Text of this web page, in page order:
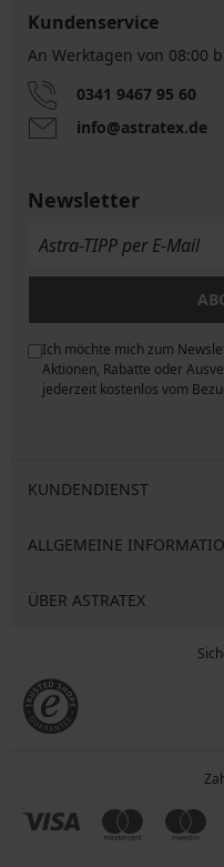
Kundenservice
An Werktagen von 08:00
0341 9467 95 60
info@astratex.de
Newsletter
Ich möchte mich zum
Aktionen, Rabatte oder
jederzeit kostenlos vom
KUNDENDIENST
ALLGEMEINE
ÜBER ASTRATEX